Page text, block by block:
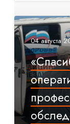
04 августа